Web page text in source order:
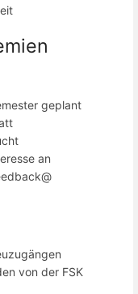
geplant
an
von der FSK